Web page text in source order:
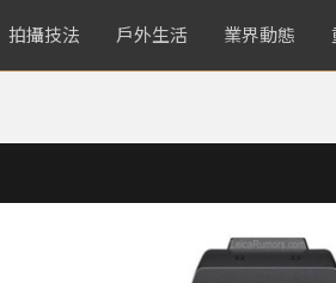
拍攝技法 戶外生活 業界動態